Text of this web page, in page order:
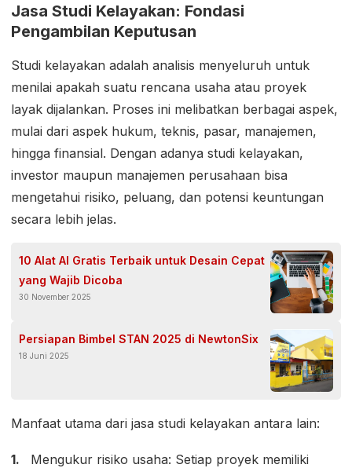
Jasa Studi Kelayakan: Fondasi
Pengambilan Keputusan
Studi kelayakan adalah analisis menyeluruh untuk
menilai apakah suatu rencana usaha atau proyek
layak dijalankan. Proses ini melibatkan berbagai aspek,
mulai dari aspek hukum, teknis, pasar, manajemen,
hingga finansial. Dengan adanya studi kelayakan,
investor maupun manajemen perusahaan bisa
mengetahui risiko, peluang, dan potensi keuntungan
secara lebih jelas.
10 Alat AI Gratis Terbaik untuk Desain Cepat
yang Wajib Dicoba
30 November 2025
Persiapan Bimbel STAN 2025 di NewtonSix
18 Juni 2025
Manfaat utama dari jasa studi kelayakan antara lain:
Mengukur risiko usaha: Setiap proyek memiliki